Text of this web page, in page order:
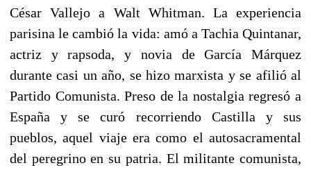
César Vallejo a Walt Whitman. La experiencia
parisina le cambió la vida: amó a Tachia Quintanar,
actriz y rapsoda, y novia de García Márquez
durante casi un año, se hizo marxista y se afilió al
Partido Comunista. Preso de la nostalgia regresó a
España y se curó recorriendo Castilla y sus
pueblos, aquel viaje era como el autosacramental
del peregrino en su patria. El militante comunista,